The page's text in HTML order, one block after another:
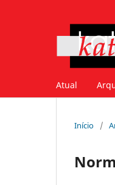
Atual
Início /